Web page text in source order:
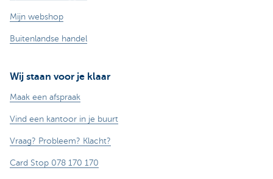
Mijn webshop
Buitenlandse handel
Wij staan voor je klaar
Maak een afspraak
Vind een kantoor in je buurt
Vraag? Probleem? Klacht?
Card Stop 078 170 170